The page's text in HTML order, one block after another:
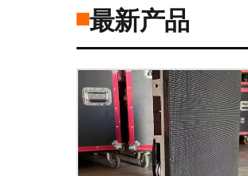
最新产品